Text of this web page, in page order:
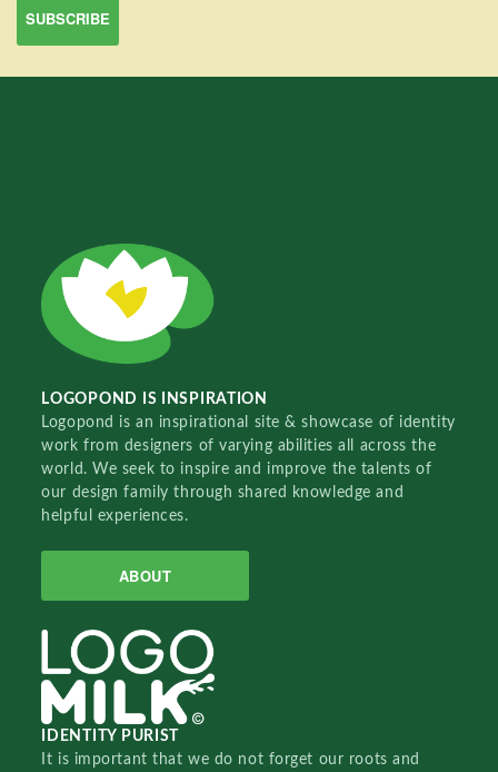
LOGOPOND IS INSPIRATION
Logopond is an inspirational site & showcase of identity
work from designers of varying abilities all across the
world. We seek to inspire and improve the talents of
our design family through shared knowledge and
helpful experiences.
ABOUT
IDENTITY PURIST
It is important that we do not forget our roots and